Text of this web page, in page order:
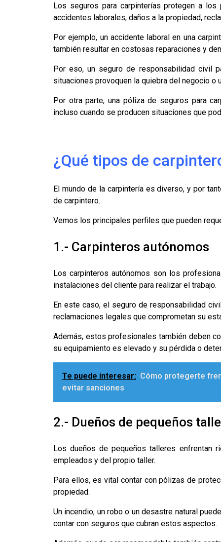
Los seguros para carpinterías protegen a
accidentes laborales, daños a la propiedad,
Por ejemplo, un accidente laboral en una
también resultar en costosas reparaciones y
Por eso, un seguro de responsabilidad civil
situaciones provoquen la quiebra del negocio o
Por otra parte, una póliza de seguros para
incluso cuando se producen situaciones que
¿Qué tipos de
El mundo de la carpintería es diverso, y por
de carpintero.
Vemos los principales perfiles que pueden
1.- Carpinteros autónomos
Los carpinteros autónomos son los
instalaciones del cliente para realizar el trabajo.
En este caso, el seguro de responsabilidad
reclamaciones legales que comprometan su
Además, estos profesionales también deben
su equipamiento es elevado y su pérdida o
Te puede interesar: Cómo protegerte
evitar sanciones
2.- Dueños de pequeños
Los dueños de pequeños talleres enfrentan
empleados y del propio taller.
Para ellos, es vital contar con pólizas de
propiedad.
Un incendio, un robo o un desastre natural
contar con seguros que cubran estos aspectos.